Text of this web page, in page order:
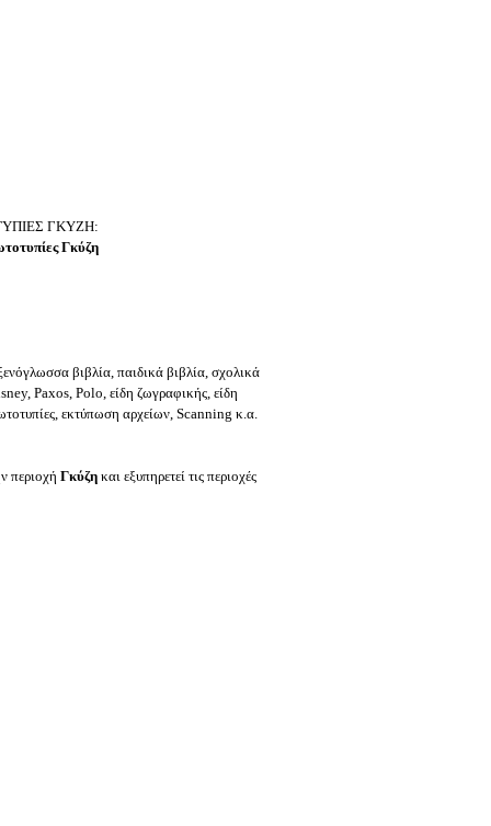
ΓΚΥΖΗ:
Γκύζη
βιβλία, παιδικά βιβλία, σχολικά
Paxos, Polo, είδη ζωγραφικής, είδη
εκτύπωση αρχείων, Scanning κ.α.
περιοχή Γκύζη και εξυπηρετεί τις περιοχές